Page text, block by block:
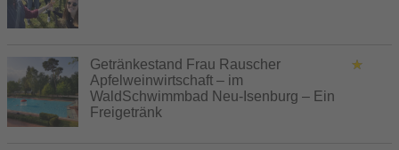
Getränkestand Frau Rauscher
Apfelweinwirtschaft – im
WaldSchwimmbad Neu-Isenburg – Ein
Freigetränk